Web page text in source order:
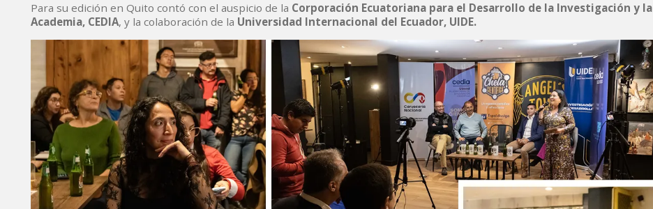
Para su edición en Quito contó con el auspicio de la Corporación Ecuatoriana para el Desarrollo de la Investigación y la
Academia, CEDIA, y la colaboración de la Universidad Internacional del Ecuador, UIDE.